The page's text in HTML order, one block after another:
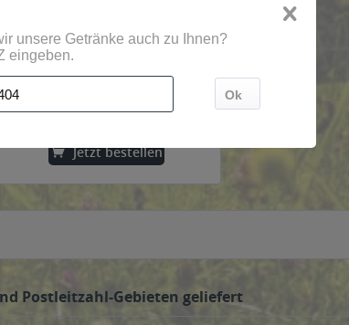
Erfahrung und besonderer
Sorgfalt aus erlesenen
Grundweinen nach höchsten
Qualitätsansprüchen hergestellt.
Nach mehrmaliger Destillation
Inhalt0.7 Liter
14,99 € *
Jetzt bestellen
Postleitzahl-Gebieten geliefert